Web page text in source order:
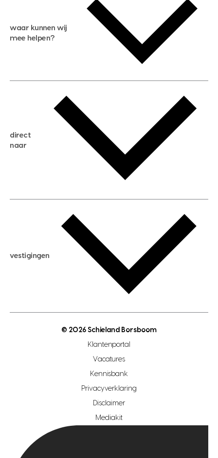
waar kunnen wij
mee helpen?
gratis zoekservice
huis verkopen
huis kopen
aankoopadvies
verkoopadvies
hypotheekadvies
direct
naar
hypotheek berekenen
maximale hypotheek berekenen
hypotheek bespaarcheck
gratis zoekprofiel aanmaken
open woningwaarde dag
vestigingen
makelaar regio zoetermeer
hypotheekshop regio den haag
hypotheekshop regio rotterdam
© 2026 Schieland Borsboom
Klantenportal
Vacatures
Kennisbank
Privacyverklaring
Disclaimer
Mediakit